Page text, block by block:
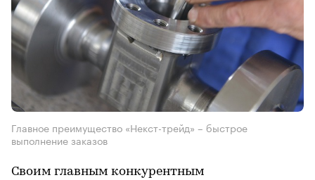
Главное преимущество «Некст-трейд» – быстрое
выполнение заказов
Своим главным конкурентным